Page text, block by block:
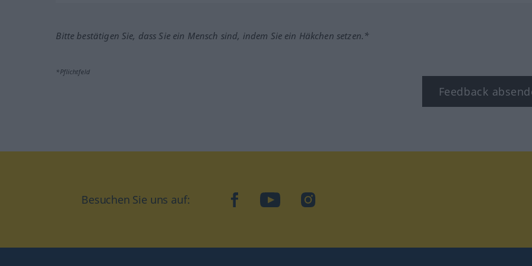
Bitte bestätigen Sie, dass Sie ein Mensch sind, indem Sie ein Häkchen setzen.*
*Pflichtfeld
Feedback
Besuchen Sie uns auf: facebookYouTubeInstagram